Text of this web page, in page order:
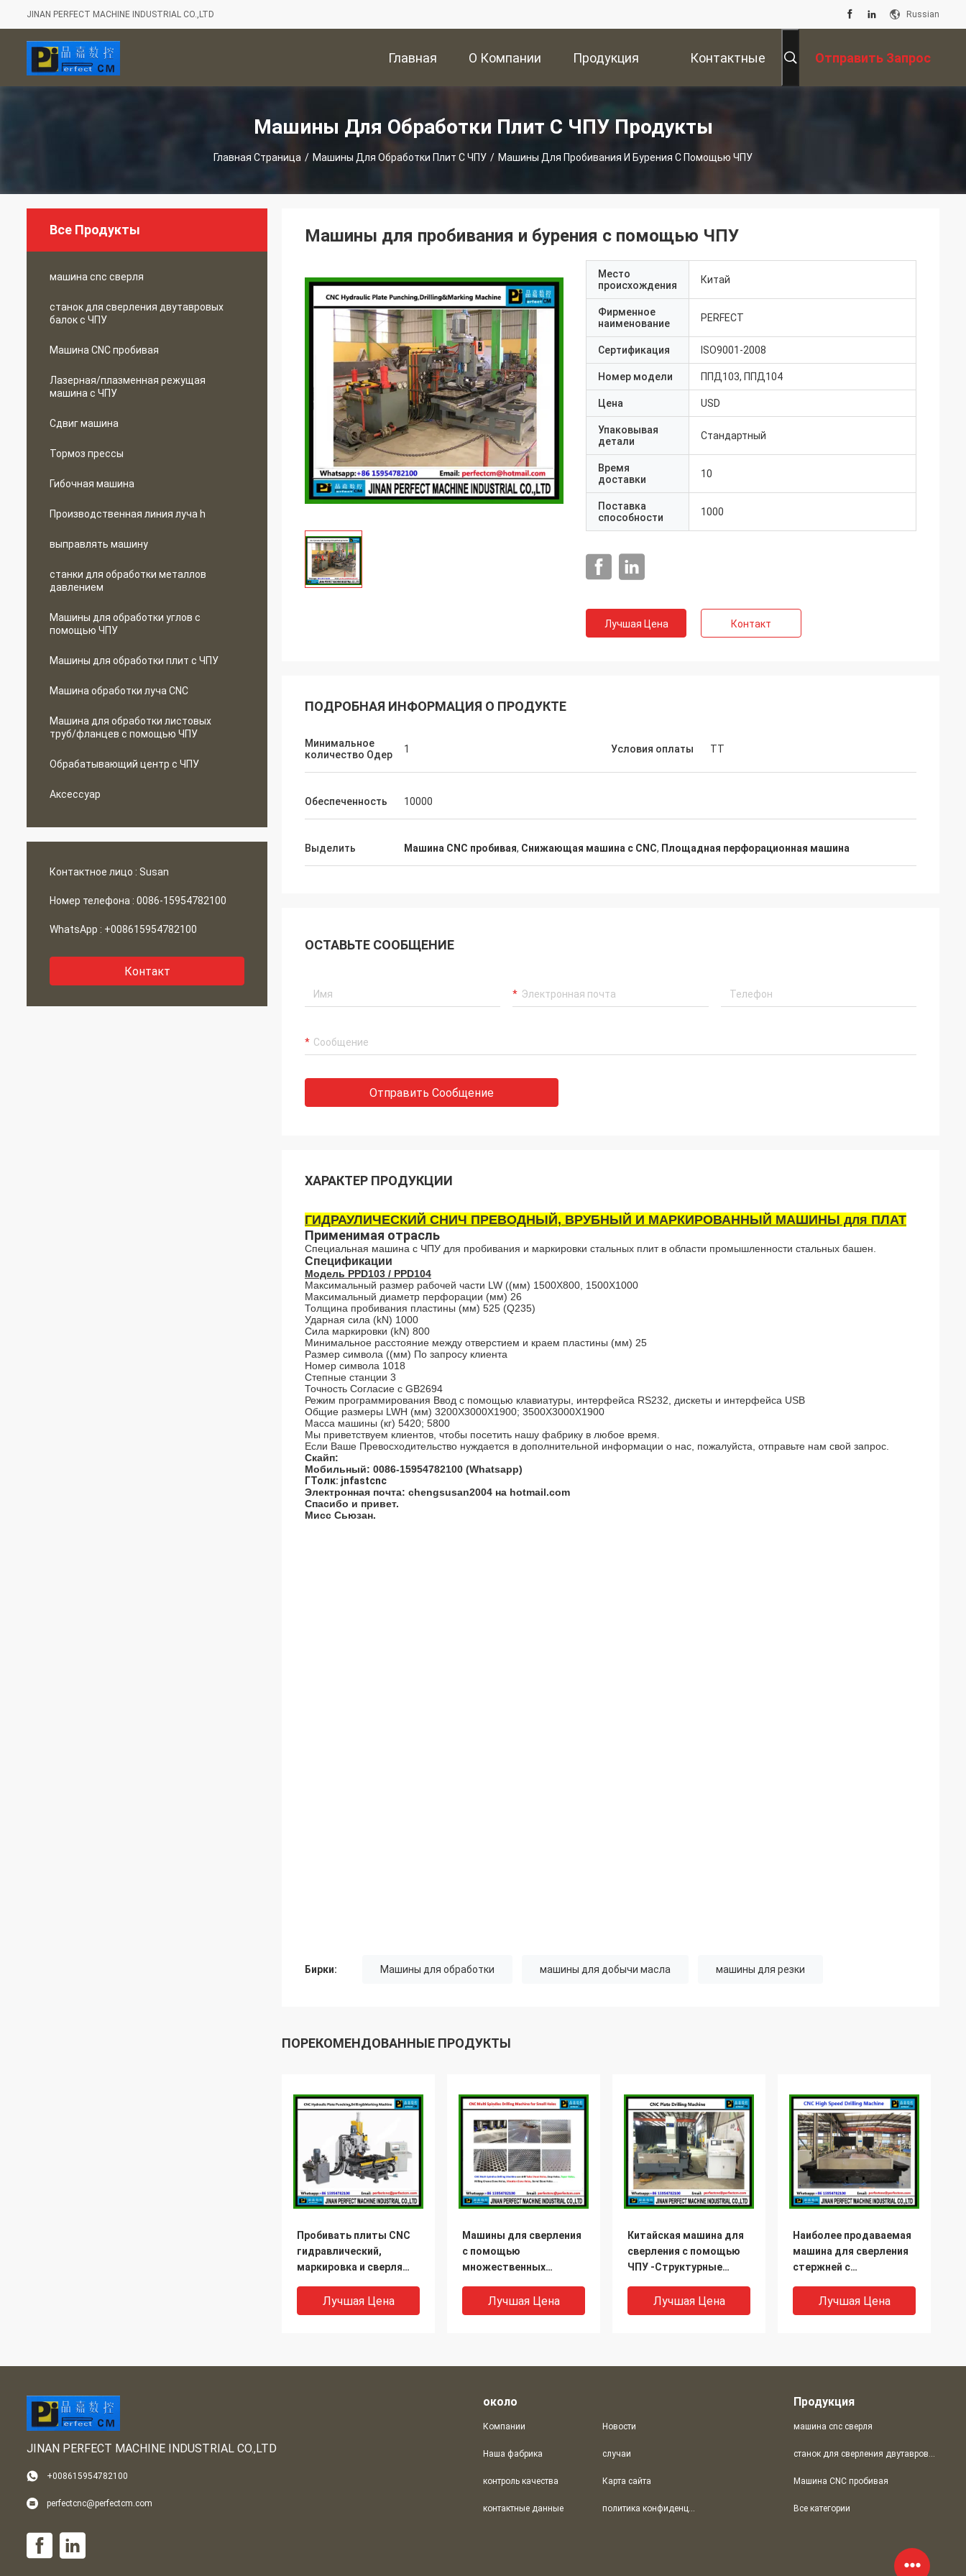
JINAN PERFECT MACHINE INDUSTRIAL CO.,LTD Russian
Главная
Страница
О Компании Продукция Контактные Отправить Запрос
Машины Для Обработки Плит С ЧПУ Продукты
Главная Страница / Машины Для Обработки Плит С ЧПУ / Машины Для Пробивания И Бурения С Помощью ЧПУ
Все Продукты
машина cnc сверля
станок для сверления двутавровых
балок с ЧПУ
Машина CNC пробивая
Лазерная/плазменная режущая
машина с ЧПУ
Сдвиг машина
Тормоз прессы
Гибочная машина
Производственная линия луча h
выправлять машину
станки для обработки металлов
давлением
Машины для обработки углов с
помощью ЧПУ
Машины для обработки плит с ЧПУ
Машина обработки луча CNC
Машина для обработки листовых
труб/фланцев с помощью ЧПУ
Обрабатывающий центр с ЧПУ
Аксессуар
Контактное лицо : Susan
Номер телефона : 0086-15954782100
WhatsApp : +008615954782100
Контакт
Машины для пробивания и бурения с помощью ЧПУ
Место
происхождения
Китай
Фирменное
наименование
PERFECT
Сертификация ISO9001-2008
Номер модели ППД103, ППД104
Цена USD
Упаковывая
детали
Стандартный
Время
доставки
10
Поставка
способности
1000
Лучшая Цена Контакт
ПОДРОБНАЯ ИНФОРМАЦИЯ О ПРОДУКТЕ
Минимальное
количество Одер
1 Условия оплаты ТТ
Обеспеченность 10000
Выделить Машина CNC пробивая, Снижающая машина с CNC, Площадная перфорационная машина
ОСТАВЬТЕ СООБЩЕНИЕ
Отправить Сообщение
ХАРАКТЕР ПРОДУКЦИИ
ГИДРАУЛИЧЕСКИЙ СНИЧ ПРЕВОДНЫЙ, ВРУБНЫЙ И МАРКИРОВАННЫЙ МАШИНЫ для ПЛАТ
Применимая отрасль
Специальная машина с ЧПУ для пробивания и маркировки стальных плит в области промышленности стальных башен.
Спецификации
Модель PPD103 / PPD104
Максимальный размер рабочей части LW ((мм) 1500X800, 1500X1000
Максимальный диаметр перфорации (мм) 26
Толщина пробивания пластины (мм) 525 (Q235)
Ударная сила (kN) 1000
Сила маркировки (kN) 800
Минимальное расстояние между отверстием и краем пластины (мм) 25
Размер символа ((мм) По запросу клиента
Номер символа 1018
Степные станции 3
Точность Согласие с GB2694
Режим программирования Ввод с помощью клавиатуры, интерфейса RS232, дискеты и интерфейса USB
Общие размеры LWH (мм) 3200X3000X1900; 3500X3000X1900
Масса машины (кг) 5420; 5800
Мы приветствуем клиентов, чтобы посетить нашу фабрику в любое время.
Если Ваше Превосходительство нуждается в дополнительной информации о нас, пожалуйста, отправьте нам свой запрос.
Скайп:
Мобильный: 0086-15954782100 (Whatsapp)
ГТолк: jnfastcnc
Электронная почта: chengsusan2004 на hotmail.com
Спасибо и привет.
Мисс Сьюзан.
Бирки: Машины для обработки машины для добычи масла машины для резки
ПОРЕКОМЕНДОВАННЫЕ ПРОДУКТЫ
Пробивать плиты CNC
гидравлический,
маркировка и сверля
в стальной индустрии
изготовления
Лучшая Цена
Машины для сверления
с помощью
множественных
плит, фланцев, труб
Лучшая Цена
Китайская машина для
сверления с помощью
ЧПУ -Структурные
продажи (PD2012)
Лучшая Цена
Наиболее продаваемая
машина для сверления
стержней с
стержней с
использованием
Лучшая Цена
Машины для бурения с
Станционная буровая
PD2010/PD2012/PD2016/PD3016)
JINAN PERFECT MACHINE INDUSTRIAL CO.,LTD
+008615954782100
perfectcnc@perfectcm.com
около
Компании
Наша фабрика
контроль качества
контактные данные
Новости
случаи
Карта сайта
политика конфиденциальности
Продукция
машина cnc сверля
станок для сверления двутавровых балок с ЧПУ
Машина CNC пробивая
Все категории